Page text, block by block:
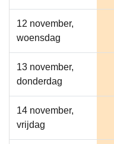
12 november,
woensdag
13 november,
donderdag
14 november,
vrijdag